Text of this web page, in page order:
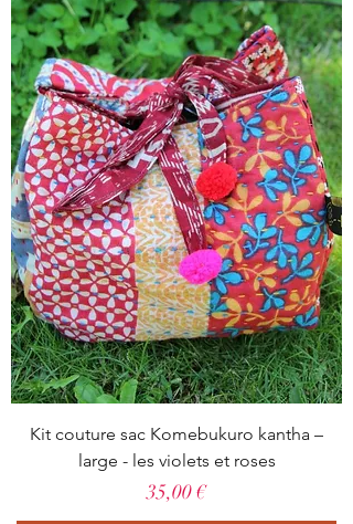
Kit couture sac Komebukuro kantha –
large - les violets et roses
Prix
35,00 €